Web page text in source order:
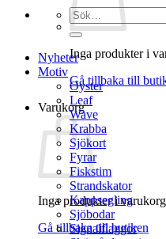
Inga produkter i
Gå tillbaka till
Varukorg
Inga produkter i
Gå tillbaka till butiken
Sök
efter:
Nyheter
Motiv
Oyster
Leaf
Wave
Krabba
Sjökort
Fyrar
Fiskstim
Strandskator
Kappsegling
Sjöbodar
Signalflaggor